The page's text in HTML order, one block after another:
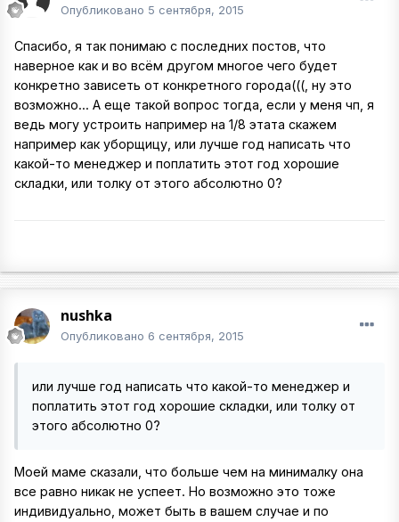
Опубликовано 5 сентября, 2015
Спасибо, я так понимаю с последних постов, что
наверное как и во всём другом многое чего будет
конкретно зависеть от конкретного города(((, ну это
возможно... А еще такой вопрос тогда, если у меня чп, я
ведь могу устроить например на 1/8 этата скажем
например как уборщицу, или лучше год написать что
какой-то менеджер и поплатить этот год хорошие
складки, или толку от этого абсолютно 0?
nushka
Опубликовано 6 сентября, 2015
или лучше год написать что какой-то менеджер и
поплатить этот год хорошие складки, или толку от
этого абсолютно 0?
Моей маме сказали, что больше чем на минималку она
все равно никак не успеет. Но возможно это тоже
индивидуально, может быть в вашем случае и по